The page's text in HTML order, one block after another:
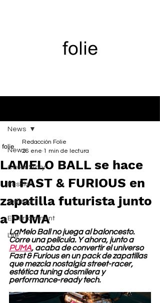
News
Cover Story
Fashion
Belleza
Entertainment
Life
News
LAMELO BALL se hace
un FAST & FURIOUS en
zapatilla futurista junto
a PUMA
Redacción Folie
26 ene 1 min de lectura
LaMelo Ball no juega al baloncesto.
Corre una película. Y ahora, junto a
PUMA, acaba de convertir el universo
Fast & Furious en un pack de zapatillas
que mezcla nostalgia street-racer,
estética tuning dosmilera y
performance-ready tech.